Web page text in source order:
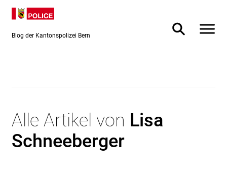
Direkt
zum
Inhalt
Direkt
SucheBlog der Kantonspolizei Bern
Alle Artikel von Lisa
Schneeberger